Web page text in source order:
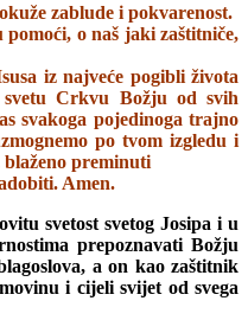
zablude i pokvarenost.
o naš jaki zaštitniče,
iz najveće pogibli života
Crkvu Božju od svih
svakoga pojedinoga trajno
po tvom izgledu i
blaženo preminuti
Amen.
svetost svetog Josipa i u
prepoznavati Božju
a on kao zaštitnik
i cijeli svijet od svega